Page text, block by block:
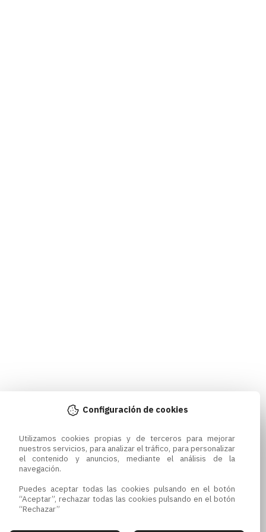
Configuración de cookies
Utilizamos cookies propias y de terceros para mejorar
nuestros servicios, para analizar el tráfico, para personalizar
el contenido y anuncios, mediante el análisis de la
navegación.
Puedes aceptar todas las cookies pulsando en el botón
“Aceptar”, rechazar todas las cookies pulsando en el botón
“Rechazar”